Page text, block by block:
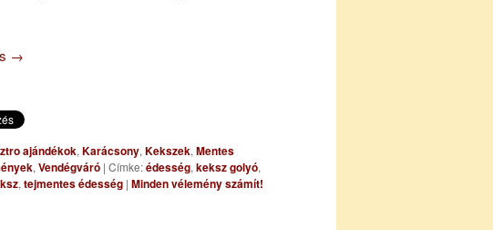
→
ajándékok, Karácsony, Kekszek, Mentes
, Vendégváró | Címke:édesség, keksz golyó,
, tejmentes édesség | Minden vélemény számít!